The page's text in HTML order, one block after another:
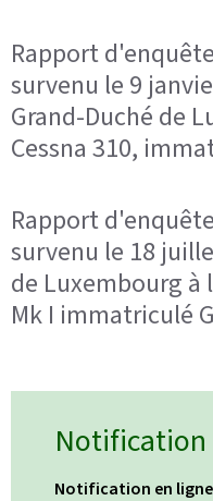
Rapport
survenu le 9
Grand-Duché de
Cessna 310,
Rapport
survenu le 18
de Luxembourg à
Mk I immatriculé
Notification en